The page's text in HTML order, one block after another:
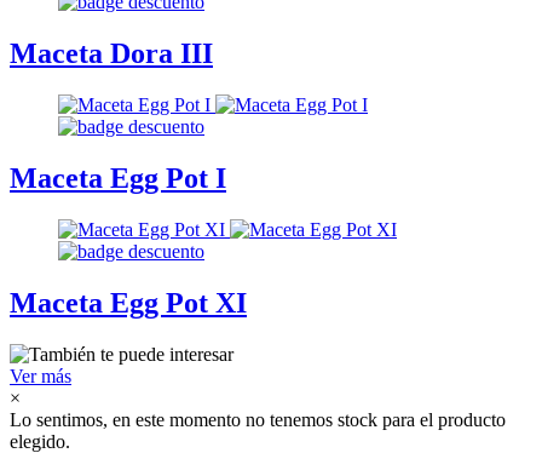
Maceta Dora III
Maceta Egg Pot I
Maceta Egg Pot XI
Ver más
×
Lo sentimos, en este momento no tenemos stock para el producto
elegido.